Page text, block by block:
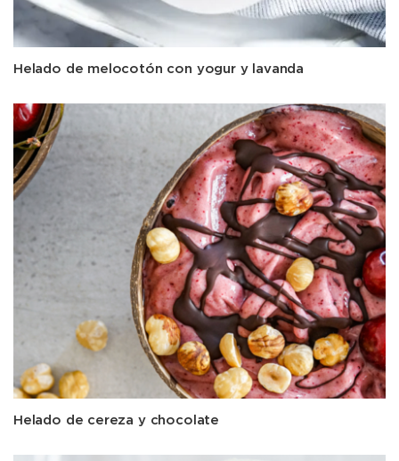
Helado de melocotón con yogur y lavanda
Helado de cereza y chocolate